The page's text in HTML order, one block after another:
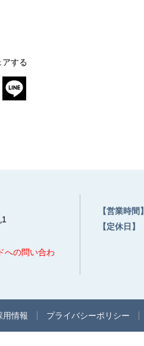
アする
への問い合わ
【営業時間】
【定休日】
用情報 プライバシーポリシー